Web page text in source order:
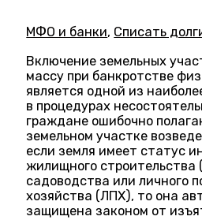
МФО и банки, Списать
Включение земельных
массу при банкротстве
является одной из
в процедурах
граждане ошибочно
земельном участке
если земля имеет статус
жилищного
садоводства или личного
хозяйства (ЛПХ), то она
защищена законом от